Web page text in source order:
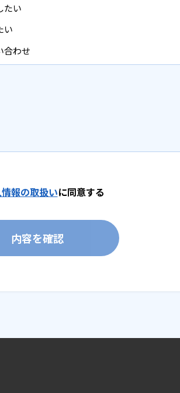
たい
い
合わせ
報の取扱いに同意する
内容を確認